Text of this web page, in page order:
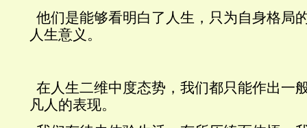
他们是能够看明白了人生，只为自身格局
人生意义。
在人生二维中度态势，我们都只能作出一
凡人的表现。